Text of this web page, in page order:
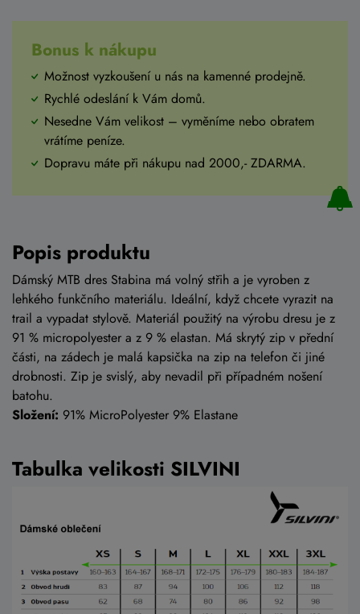
Bonus k nákupu
Možnost vyzkoušení u nás na kamenné prodejně.
Rychlé odeslání k Vám domů.
Nesedne Vám velikost – vyměníme nebo obratem
vrátíme peníze.
Dopravu máte při nákupu nad 2000,- ZDARMA.
Popis produktu
Dámský MTB dres Stabina má volný střih a je vyroben z
lehkého funkčního materiálu. Ideální, když chcete vyrazit na
trail a vypadat stylově. Materiál použitý na výrobu dresu je z
91 % micropolyester a z 9 % elastan. Má skrytý zip v přední
části, na zádech je malá kapsička na zip na telefon či jiné
drobnosti. Zip je svislý, aby nevadil při případném nošení
batohu.
Složení: 91% MicroPolyester 9% Elastane
Tabulka velikosti SILVINI